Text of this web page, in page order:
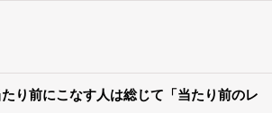
り前にこなす人は総じて「当たり前のレ